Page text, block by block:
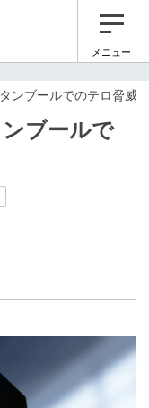
メニュー
ンブールでのテロ脅威
ブールで